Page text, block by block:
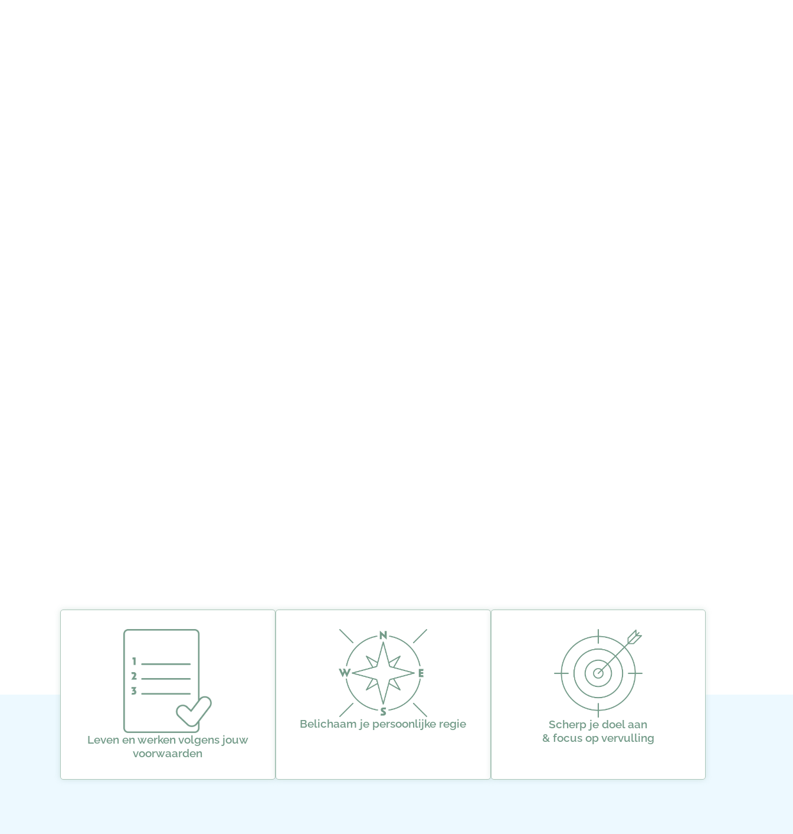
Leven en werken volgens jouw
voorwaarden
Belichaam je persoonlijke regie
Scherp je doel aan
& focus op vervulling